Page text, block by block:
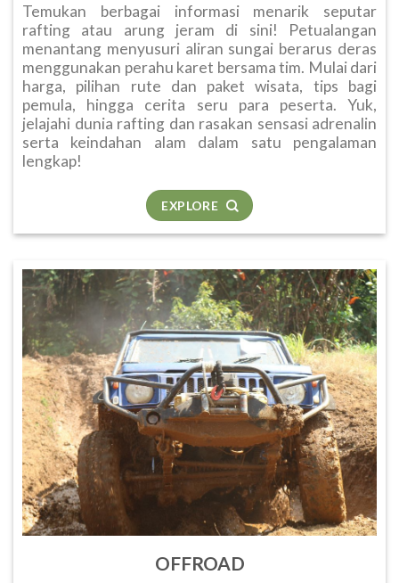
Temukan berbagai informasi menarik seputar
rafting atau arung jeram di sini! Petualangan
menantang menyusuri aliran sungai berarus deras
menggunakan perahu karet bersama tim. Mulai dari
harga, pilihan rute dan paket wisata, tips bagi
pemula, hingga cerita seru para peserta. Yuk,
jelajahi dunia rafting dan rasakan sensasi adrenalin
serta keindahan alam dalam satu pengalaman
lengkap!
EXPLORE
OFFROAD